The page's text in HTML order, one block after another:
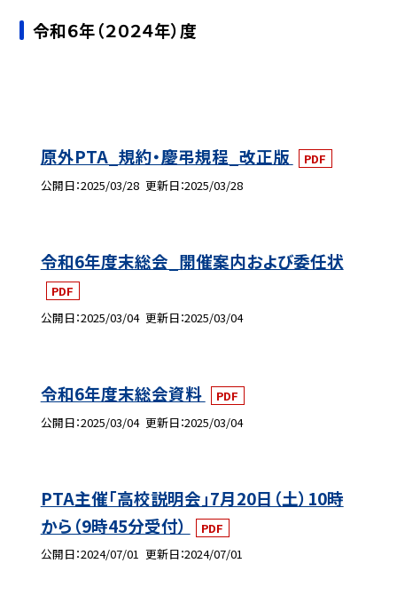
令和６年（２０２４年）度
原外PTA_規約・慶弔規程_改正版
PDF
公開日 2025/03/28 更新日 2025/03/28
令和6年度末総会_開催案内および委任状
PDF
公開日 2025/03/04 更新日 2025/03/04
令和6年度末総会資料
PDF
公開日 2025/03/04 更新日 2025/03/04
PTA主催「高校説明会」7月20日（土）10時
から（9時45分受付）
PDF
公開日 2024/07/01 更新日 2024/07/01